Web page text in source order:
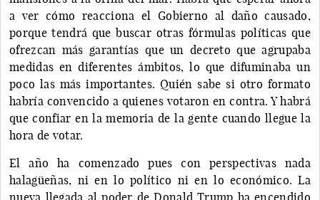
a ver cómo reacciona el Gobierno al daño causado,
porque tendrá que buscar otras fórmulas políticas que
ofrezcan más garantías que un decreto que agrupaba
medidas en diferentes ámbitos, lo que difuminaba un
poco las más importantes. Quién sabe si otro formato
habría convencido a quienes votaron en contra. Y habrá
que confiar en la memoria de la gente cuando llegue la
hora de votar.
El año ha comenzado pues con perspectivas nada
halagüeñas, ni en lo político ni en lo económico. La
nueva llegada al poder de Donald Trump ha encendido